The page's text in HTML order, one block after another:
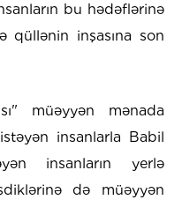
bu hədəflərinə
qüllənin inşasına son
müəyyən mənada
insanlarla Babil
insanların yerlə
də müəyyən